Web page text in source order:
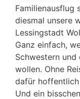
Familienausflug
diesmal unsere
Lessingstadt
Ganz einfach,
Schwestern und
wollen. Ohne
dafür
Und ein